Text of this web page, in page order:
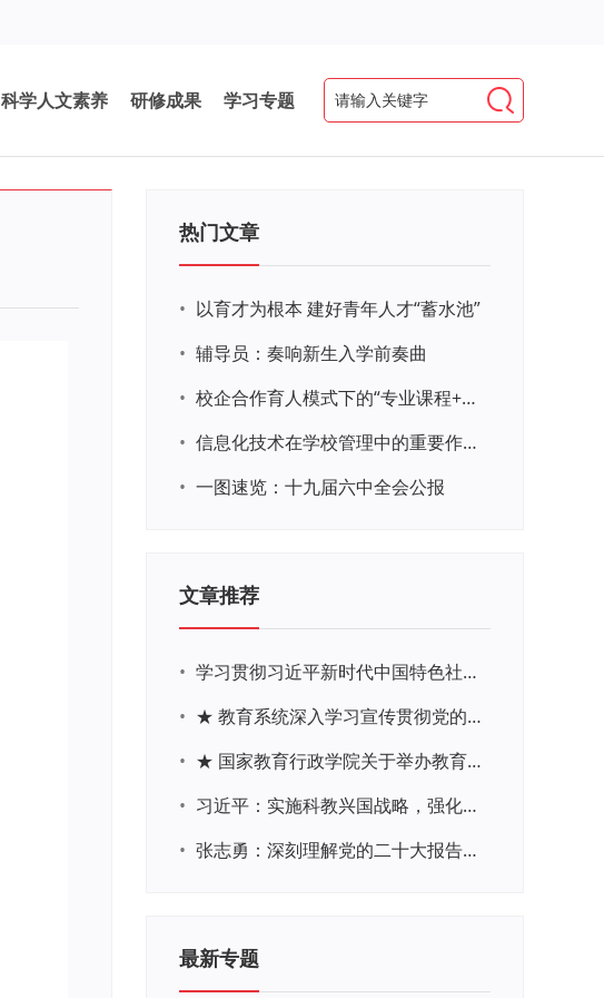
科学人文素养 研修成果 学习专题
热门文章
• 以育才为根本 建好青年人才“蓄水池”
• 辅导员：奏响新生入学前奏曲
•
校企合作育人模式下的“专业课程+思政教育+党建活动”交叉融合的课程思政教学探索与实践
•
信息化技术在学校管理中的重要作用 ——以贵州省威宁民族中学和校园使用等为例
• 一图速览：十九届六中全会公报
文章推荐
•
学习贯彻习近平新时代中国特色社会主义思想主题教育网络培训
•
★ 教育系统深入学习宣传贯彻党的二十大精神学习专题
•
★ 国家教育行政学院关于举办教育系统深入学习宣传贯彻党的二十大精神专题网络培训的通知
•
习近平：实施科教兴国战略，强化现代化建设人才支撑
•
张志勇：深刻理解党的二十大报告关于教育的新思想、新战略、新要求
最新专题